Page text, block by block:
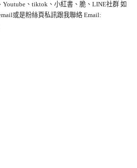
Youtube、tiktok、小紅書、脆、LINE社群 如
或是粉絲頁私訊跟我聯絡 Email: